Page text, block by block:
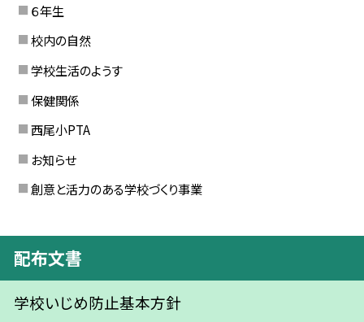
６年生
校内の自然
学校生活のようす
保健関係
西尾小PTA
お知らせ
創意と活力のある学校づくり事業
配布文書
学校いじめ防止基本方針